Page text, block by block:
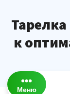
содержимому
к
Меню